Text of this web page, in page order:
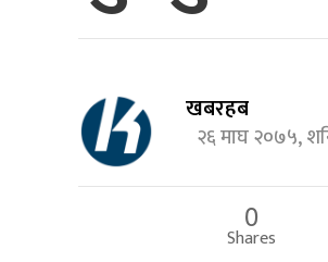
खबरहब
२६ माघ २०७५,
0
Shares